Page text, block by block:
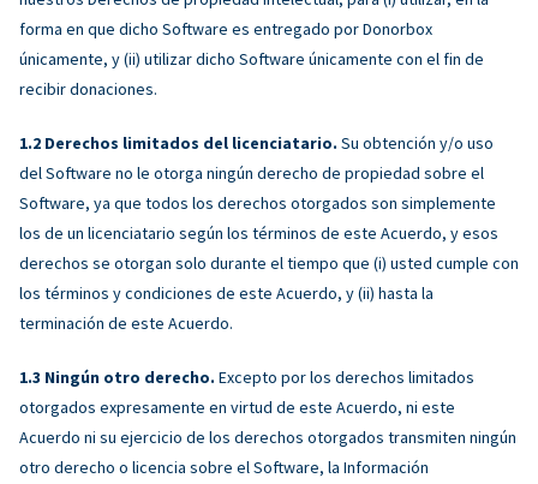
forma en que dicho Software es entregado por Donorbox
únicamente, y (ii) utilizar dicho Software únicamente con el fin de
recibir donaciones.
Derechos limitados del licenciatario. Su obtención y/o uso
del Software no le otorga ningún derecho de propiedad sobre el
Software, ya que todos los derechos otorgados son simplemente
los de un licenciatario según los términos de este Acuerdo, y esos
derechos se otorgan solo durante el tiempo que (i) usted cumple con
los términos y condiciones de este Acuerdo, y (ii) hasta la
terminación de este Acuerdo.
Ningún otro derecho. Excepto por los derechos limitados
otorgados expresamente en virtud de este Acuerdo, ni este
Acuerdo ni su ejercicio de los derechos otorgados transmiten ningún
otro derecho o licencia sobre el Software, la Información